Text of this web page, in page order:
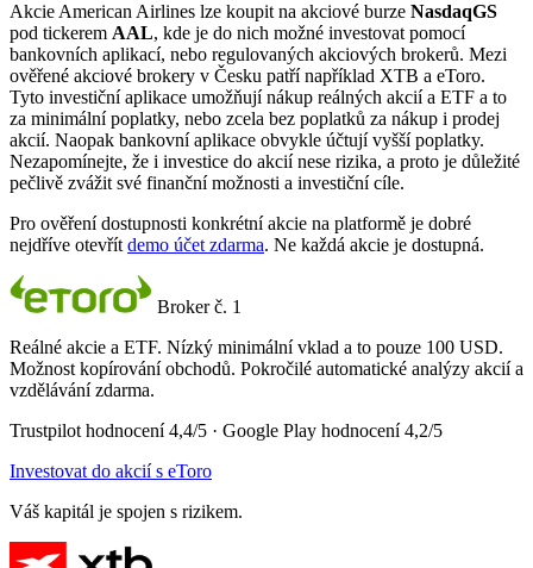
Akcie American Airlines lze koupit na akciové burze NasdaqGS
pod tickerem AAL, kde je do nich možné investovat pomocí
bankovních aplikací, nebo regulovaných akciových brokerů. Mezi
ověřené akciové brokery v Česku patří například XTB a eToro.
Tyto investiční aplikace umožňují nákup reálných akcií a ETF a to
za minimální poplatky, nebo zcela bez poplatků za nákup i prodej
akcií. Naopak bankovní aplikace obvykle účtují vyšší poplatky.
Nezapomínejte, že i investice do akcií nese rizika, a proto je důležité
pečlivě zvážit své finanční možnosti a investiční cíle.
Pro ověření dostupnosti konkrétní akcie na platformě je dobré
nejdříve otevřít demo účet zdarma. Ne každá akcie je dostupná.
Broker č. 1
Reálné akcie a ETF. Nízký minimální vklad a to pouze 100 USD.
Možnost kopírování obchodů. Pokročilé automatické analýzy akcií a
vzdělávání zdarma.
Trustpilot hodnocení 4,4/5 · Google Play hodnocení 4,2/5
Investovat do akcií s eToro
Váš kapitál je spojen s rizikem.